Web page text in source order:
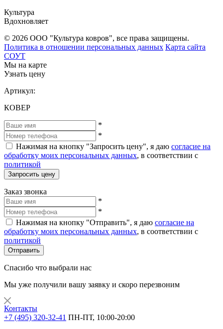
Культура
Вдохновляет
© 2026 ООО "Культура ковров", все права защищены.
Политика в отношении персональных данных Карта сайта
СОУТ
Мы на карте
Узнать цену
Артикул:
КОВЕР
*
*
Нажимая на кнопку "Запросить цену", я даю согласие на
обработку моих персональных данных, в соответствии с
политикой
Запросить цену
Заказ звонка
*
*
Нажимая на кнопку "Отправить", я даю согласие на
обработку моих персональных данных, в соответствии с
политикой
Отправить
Спасибо что выбрали нас
Мы уже получили вашу заявку и скоро перезвоним
Контакты
+7 (495) 320-32-41 ПН-ПТ, 10:00-20:00